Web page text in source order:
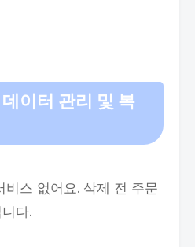
이터 관리 및 복
스 없어요. 삭제 전 주문
다.